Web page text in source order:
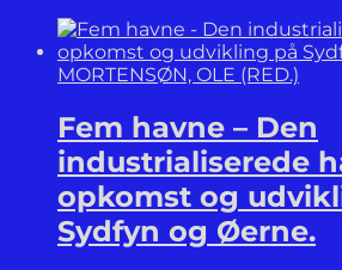
DanmarkMORTENSØN, OLE (RED.)
Fem havne – Den
industrialiserede
opkomst og
Sydfyn og Øerne.